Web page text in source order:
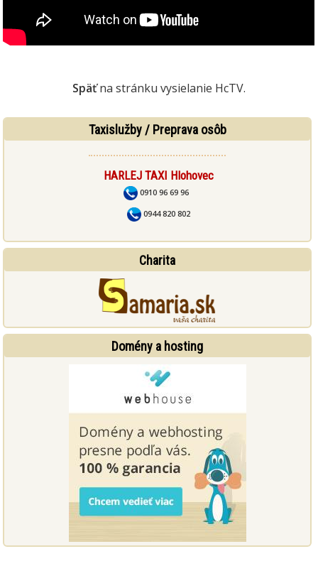
Späťna stránku vysielanie HcTV.
Taxislužby / Preprava osôb
HARLEJ TAXI Hlohovec
0910 96 69 96
0944 820 802
Charita
Domény a hosting